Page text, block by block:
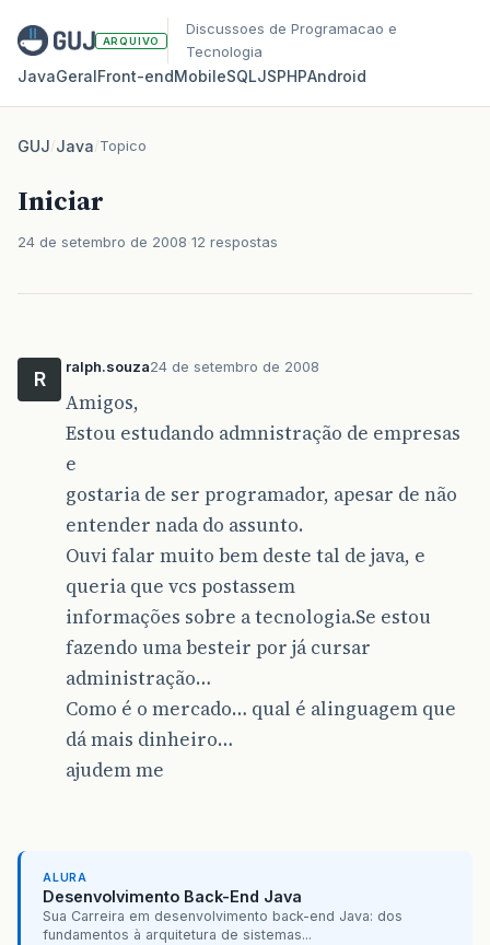
ARQUIVO
Discussoes de Programacao e
Tecnologia
JavaGeralFront‑endMobileSQLJSPHPAndroid
GUJ/Java/Topico
Iniciar
24 de setembro de 2008 12 respostas
R
ralph.souza24 de setembro de 2008
Amigos,
Estou estudando admnistração de empresas
e
gostaria de ser programador, apesar de não
entender nada do assunto.
Ouvi falar muito bem deste tal de java, e
queria que vcs postassem
informações sobre a tecnologia.Se estou
fazendo uma besteir por já cursar
administração…
Como é o mercado… qual é alinguagem que
dá mais dinheiro…
ajudem me
ALURA
Desenvolvimento Back-End Java
Sua Carreira em desenvolvimento back-end Java: dos
fundamentos à arquitetura de sistemas...